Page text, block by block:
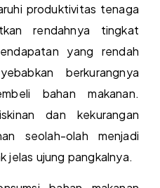
produktivitas tenaga
rendahnya tingkat
yang rendah
berkurangnya
bahan makanan.
dan kekurangan
seolah-olah menjadi
jelas ujung pangkalnya.